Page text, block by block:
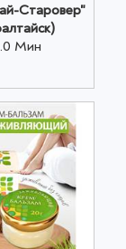
Старовер"
Мин